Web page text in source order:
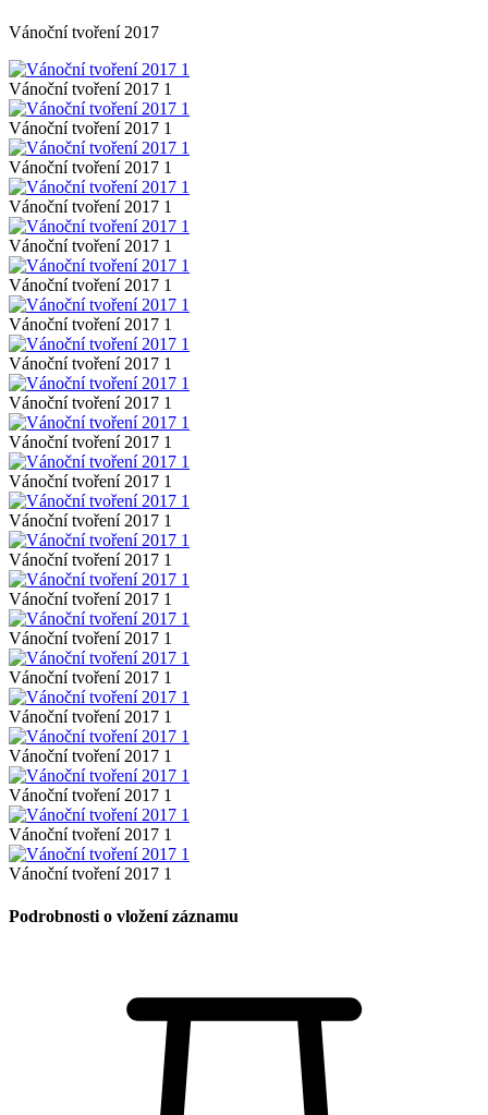
Vánoční tvoření 2017
Vánoční tvoření 2017 1
Vánoční tvoření 2017 1
Vánoční tvoření 2017 1
Vánoční tvoření 2017 1
Vánoční tvoření 2017 1
Vánoční tvoření 2017 1
Vánoční tvoření 2017 1
Vánoční tvoření 2017 1
Vánoční tvoření 2017 1
Vánoční tvoření 2017 1
Vánoční tvoření 2017 1
Vánoční tvoření 2017 1
Vánoční tvoření 2017 1
Vánoční tvoření 2017 1
Vánoční tvoření 2017 1
Vánoční tvoření 2017 1
Vánoční tvoření 2017 1
Vánoční tvoření 2017 1
Vánoční tvoření 2017 1
Vánoční tvoření 2017 1
Vánoční tvoření 2017 1
Podrobnosti o vložení záznamu